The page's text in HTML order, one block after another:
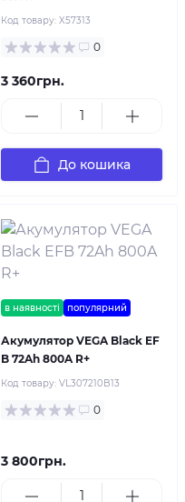
Код товару: X57313
0
3 360грн.
До кошика
в наявності популярний
Акумулятор VEGA Black EF
B 72Ah 800A R+
Код товару: VL307210B13
0
3 800грн.